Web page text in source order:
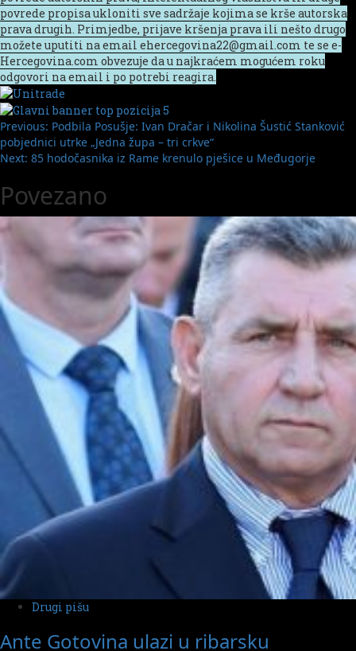
povrede propisa ukloniti sve sadržaje kojima se krše autorska
prava drugih. Primjedbe, prijave kršenja prava ili nešto drugo
možete uputiti na email ehercegovina22@gmail.com te se e-
Hercegovina.com obvezuje da u najkraćem mogućem roku
odgovori na email i po potrebi reagira.
Post
navigation
Previous: Podbila Posušje: Ivan Dračar i Nikolina Šustić Stanković
pobjednici utrke „Jedna župa – tri crkve“
Next: 85 hodočasnika iz Rame krenulo pješice u Međugorje
Povezano
Drugi pišu
Ante Gotovina ulazi u ribarsku